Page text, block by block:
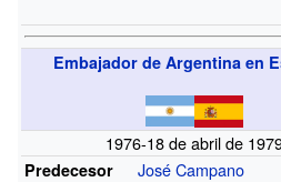
Embajador de Argentina en
1976-18 de abril de
Predecesor José Campano